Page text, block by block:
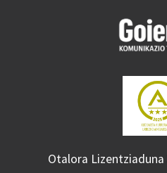
Otalora Lizentziaduna